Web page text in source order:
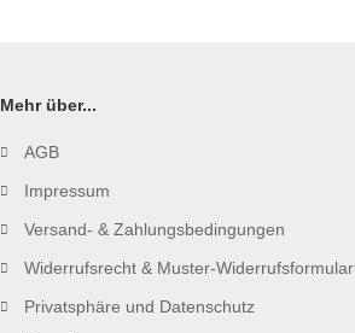
Mehr über...
AGB
Impressum
Versand- & Zahlungsbedingungen
Widerrufsrecht & Muster-Widerrufsformular
Privatsphäre und Datenschutz